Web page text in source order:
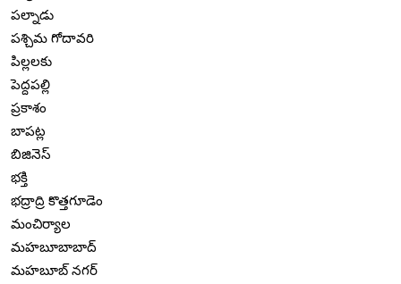
పల్నాడు
పశ్చిమ గోదావరి
పిల్లలకు
పెద్దపల్లి
ప్రకాశం
బాపట్ల
బిజినెస్
భక్తి
భద్రాద్రి కొత్తగూడెం
మంచిర్యాల
మహబూబాబాద్
మహబూబ్ నగర్